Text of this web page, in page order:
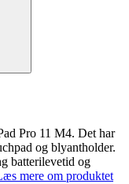
Pro 11 M4. Det har
og blyantholder.
batterilevetid og
mere om produktet